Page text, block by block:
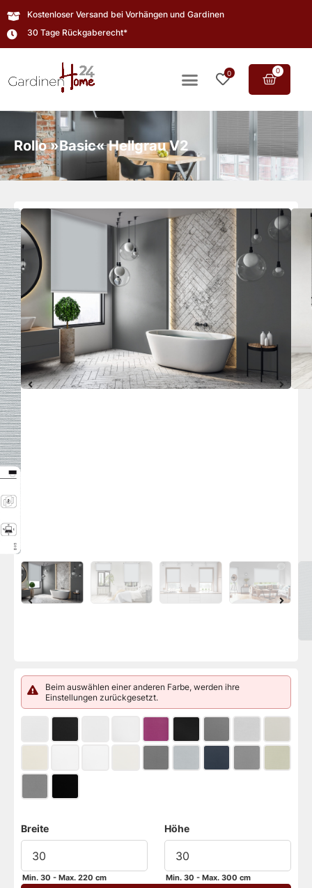
Kostenloser Versand bei Vorhängen und Gardinen
30 Tage Rückgaberecht*
0 0
Rollo »Basic« Hellgrau V2
Beim auswählen einer anderen Farbe, werden ihre
Einstellungen zurückgesetzt.
Breite
Min. 30 - Max. 220 cm
Höhe
Min. 30 - Max. 300 cm